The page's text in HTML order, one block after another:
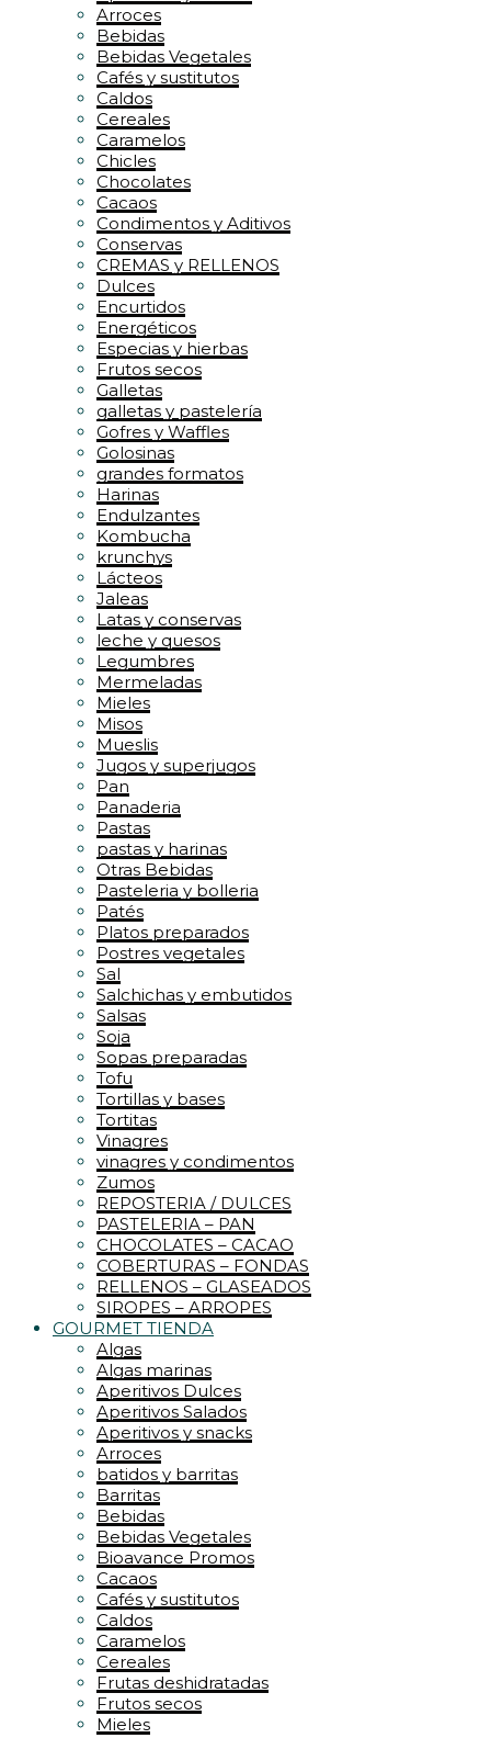
Arroces
Bebidas
Bebidas Vegetales
Cafés y sustitutos
Caldos
Cereales
Caramelos
Chicles
Chocolates
Cacaos
Condimentos y Aditivos
Conservas
CREMAS y RELLENOS
Dulces
Encurtidos
Energéticos
Especias y hierbas
Frutos secos
Galletas
galletas y pastelería
Gofres y Waffles
Golosinas
grandes formatos
Harinas
Endulzantes
Kombucha
krunchys
Lácteos
Jaleas
Latas y conservas
leche y quesos
Legumbres
Mermeladas
Mieles
Misos
Mueslis
Jugos y superjugos
Pan
Panaderia
Pastas
pastas y harinas
Otras Bebidas
Pasteleria y bolleria
Patés
Platos preparados
Postres vegetales
Sal
Salchichas y embutidos
Salsas
Soja
Sopas preparadas
Tofu
Tortillas y bases
Tortitas
Vinagres
vinagres y condimentos
Zumos
REPOSTERIA / DULCES
PASTELERIA – PAN
CHOCOLATES – CACAO
COBERTURAS – FONDAS
RELLENOS – GLASEADOS
SIROPES – ARROPES
GOURMET TIENDA
Algas
Algas marinas
Aperitivos Dulces
Aperitivos Salados
Aperitivos y snacks
Arroces
batidos y barritas
Barritas
Bebidas
Bebidas Vegetales
Bioavance Promos
Cacaos
Cafés y sustitutos
Caldos
Caramelos
Cereales
Frutas deshidratadas
Frutos secos
Mieles